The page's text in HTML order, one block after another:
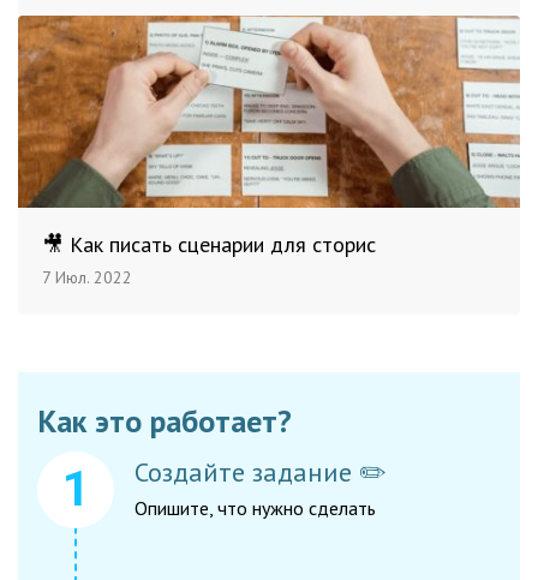
🎥 Как писать сценарии для сторис
7 Июл. 2022
Как это работает?
Создайте задание ✏️
Опишите, что нужно сделать